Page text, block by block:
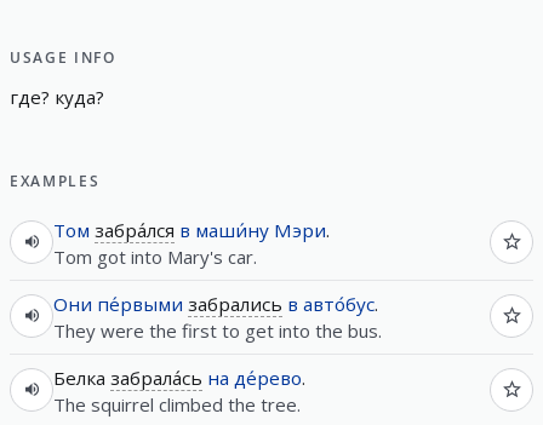
USAGE INFO
где? куда?
EXAMPLES
Том забра́лся в маши́ну Мэри.
Tom got into Mary's car.
Они пе́рвыми забрались в авто́бус.
They were the first to get into the bus.
Белка забрала́сь на де́рево.
The squirrel climbed the tree.